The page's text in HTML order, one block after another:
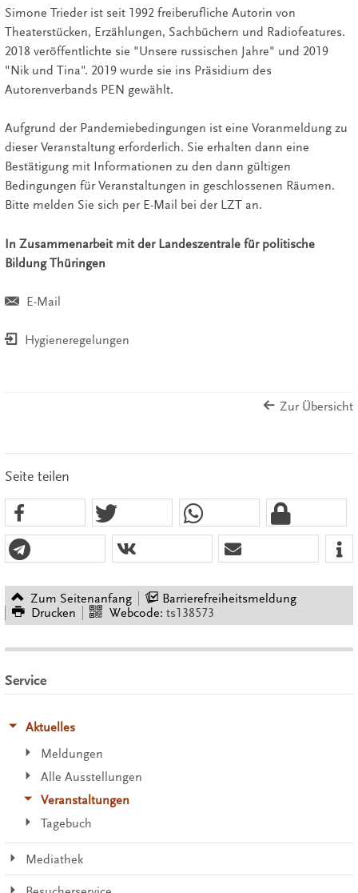
Simone Trieder ist seit 1992 freiberufliche Autorin von
Theaterstücken, Erzählungen, Sachbüchern und Radiofeatures.
2018 veröffentlichte sie "Unsere russischen Jahre" und 2019
"Nik und Tina". 2019 wurde sie ins Präsidium des
Autorenverbands PEN gewählt.
Aufgrund der Pandemiebedingungen ist eine Voranmeldung zu
dieser Veranstaltung erforderlich. Sie erhalten dann eine
Bestätigung mit Informationen zu den dann gültigen
Bedingungen für Veranstaltungen in geschlossenen Räumen.
Bitte melden Sie sich per E-Mail bei der LZT an.
In Zusammenarbeit mit der Landeszentrale für politische
Bildung Thüringen
E-Mail
Hygieneregelungen
Zur Übersicht
Seite teilen
Zum Seitenanfang
Barrierefreiheitsmeldung
Drucken
Webcode: ts138573
Service
Aktuelles
Meldungen
Alle Ausstellungen
Veranstaltungen
Tagebuch
Mediathek